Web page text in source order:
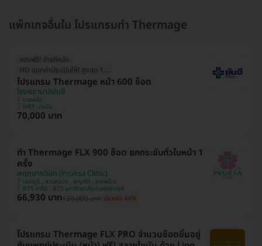
แพ็กเกจอื่นใน โปรแกรมทำ Thermage
จองฟรี! จ่ายทีหลัง
HD ออกค่าประเมินให้! สูงสุด 1500 บ.
โปรแกรม Thermage หน้า 600 ช็อต
โรงพยาบาลยันฮี
บางพลัด
MRT บางอ้อ
70,000 บาท
ทำ Thermage FLX 900 ช็อต ยกกระชับทั่วใบหน้า 1
ครั้ง
พฤกษาคลินิก (Pruksa Clinic)
นนทบุรี , สวนหลวง , พญาไท , ลาดพร้าว
BTS อารีย์ , BTS มหาวิทยาลัยเกษตรศาสตร์
66,930 บาท120,000 บาท ประหยัด 44%
โปรแกรม Thermage FLX PRO จำนวนช็อตขึ้นอยู่